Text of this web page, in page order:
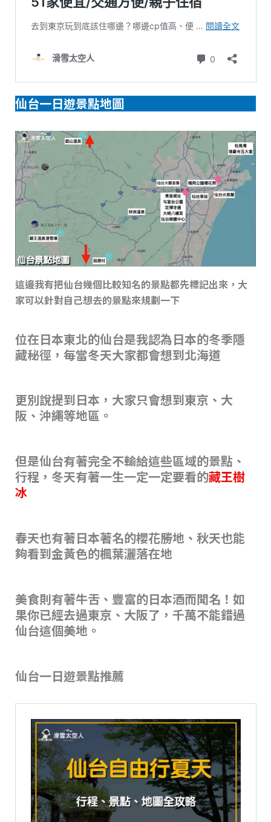
仙台一日遊景點地圖
這邊我有把仙台幾個比較知名的景點都先標記出來，大
家可以針對自己想去的景點來規劃一下
位在日本東北的仙台是我認為日本的冬季隱
藏秘徑，每當冬天大家都會想到北海道
更別說提到日本，大家只會想到東京、大
阪、沖繩等地區。
但是仙台有著完全不輸給這些區域的景點、
行程，冬天有著一生一定一定要看的藏王樹
冰
春天也有著日本著名的櫻花勝地、秋天也能
夠看到金黃色的楓葉灑落在地
美食則有著牛舌、豐富的日本酒而聞名！如
果你已經去過東京、大阪了，千萬不能錯過
仙台這個美地。
仙台一日遊景點推薦